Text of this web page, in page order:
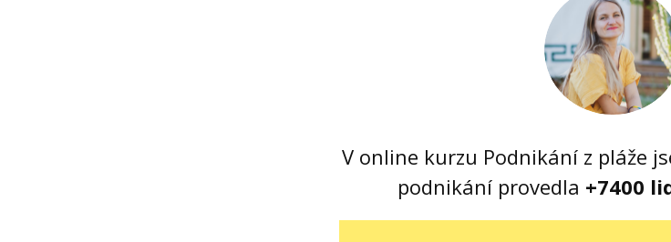
V online kurzu Podnikání z pláže
podnikání provedla +7400